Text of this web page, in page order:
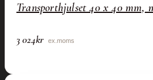
Transporthjulset 40 x 40 mm,
3 024kr ex.moms